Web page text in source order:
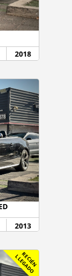
2018
2013
R
E
C
I
É
N
L
L
E
G
A
D
O